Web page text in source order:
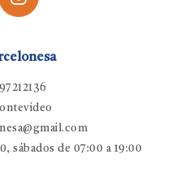
sábados de 07:00 a 19:00